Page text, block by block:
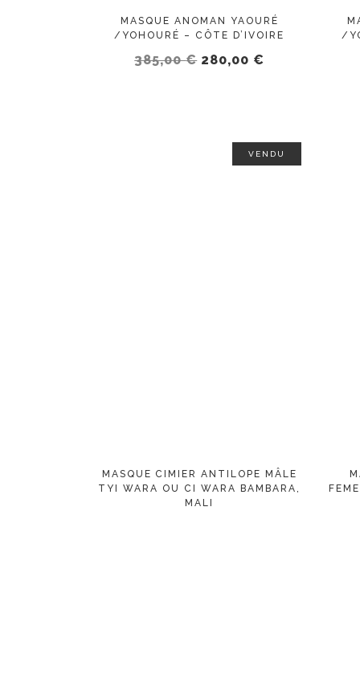
MASQUE ANOMAN YAOURÉ
/YOHOURÉ – CÔTE D’IVOIRE
385,00€ Le
prix
280,00 €
/
VENDU
MASQUE CIMIER ANTILOPE MÂLE
TYI WARA OU CI WARA BAMBARA,
MALI